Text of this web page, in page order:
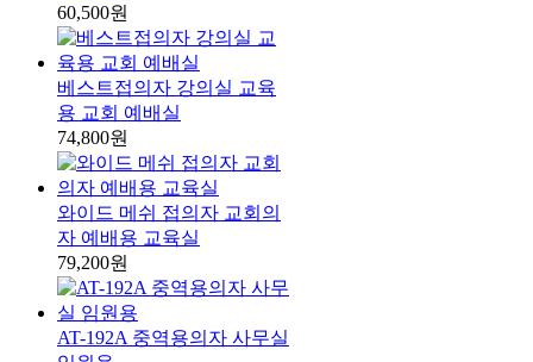
60,500원
베스트접의자 강의실 교육
용 교회 예배실
74,800원
와이드 메쉬 접의자 교회의
자 예배용 교육실
79,200원
AT-192A 중역용의자 사무실